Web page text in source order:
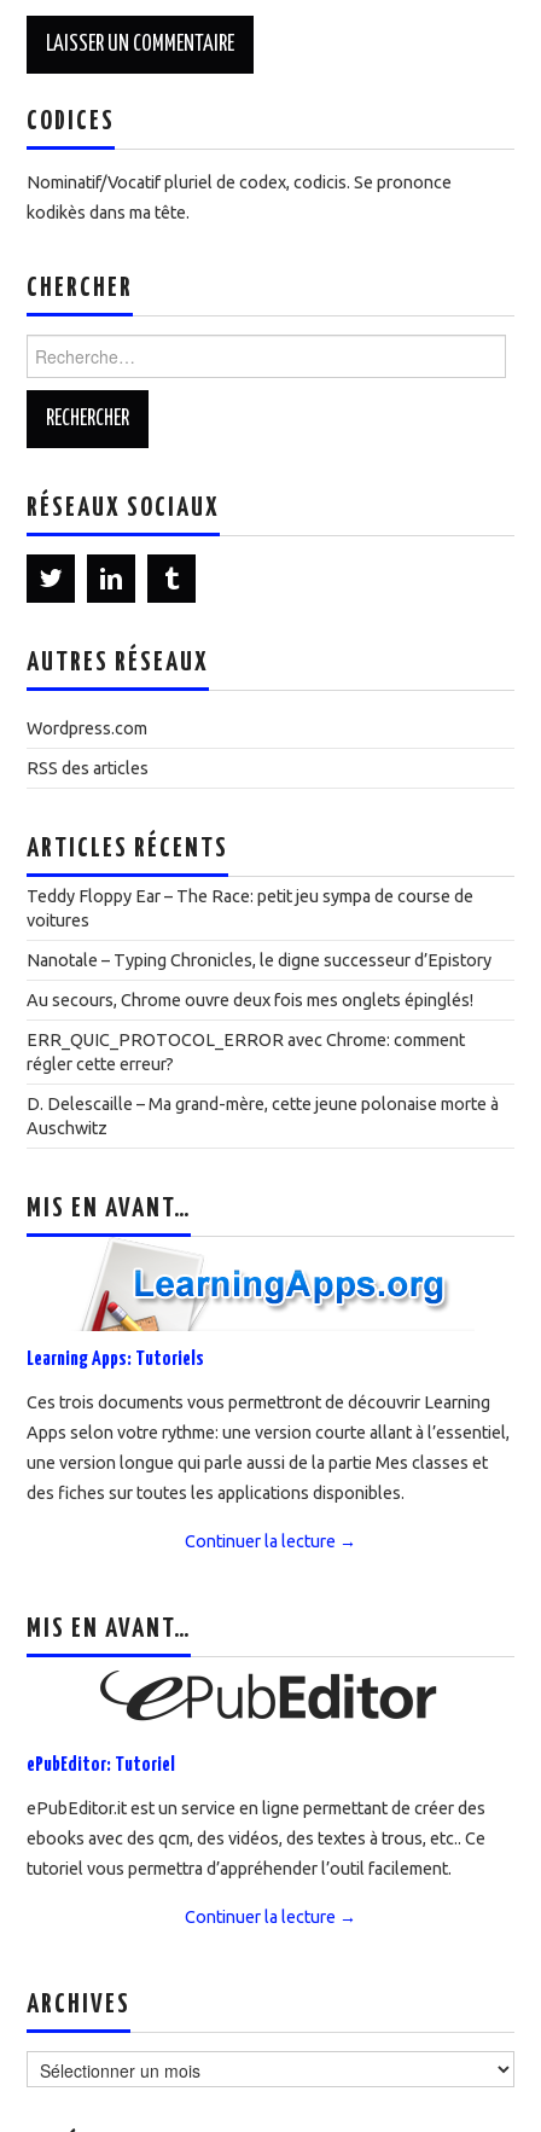
CODICES
Nominatif/Vocatif pluriel de codex, codicis. Se prononce
kodikès dans ma tête.
CHERCHER
Rechercher :
RÉSEAUX SOCIAUX
AUTRES RÉSEAUX
Wordpress.com
RSS des articles
ARTICLES RÉCENTS
Teddy Floppy Ear – The Race: petit jeu sympa de course de
voitures
Nanotale – Typing Chronicles, le digne successeur d’Epistory
Au secours, Chrome ouvre deux fois mes onglets épinglés!
ERR_QUIC_PROTOCOL_ERROR avec Chrome: comment
régler cette erreur?
D. Delescaille – Ma grand-mère, cette jeune polonaise morte à
Auschwitz
MIS EN AVANT…
Learning Apps: Tutoriels
Ces trois documents vous permettront de découvrir Learning
Apps selon votre rythme: une version courte allant à l’essentiel,
une version longue qui parle aussi de la partie Mes classes et
des fiches sur toutes les applications disponibles.
Continuer la lecture →
MIS EN AVANT…
ePubEditor: Tutoriel
ePubEditor.it est un service en ligne permettant de créer des
ebooks avec des qcm, des vidéos, des textes à trous, etc.. Ce
tutoriel vous permettra d’appréhender l’outil facilement.
Continuer la lecture →
ARCHIVES